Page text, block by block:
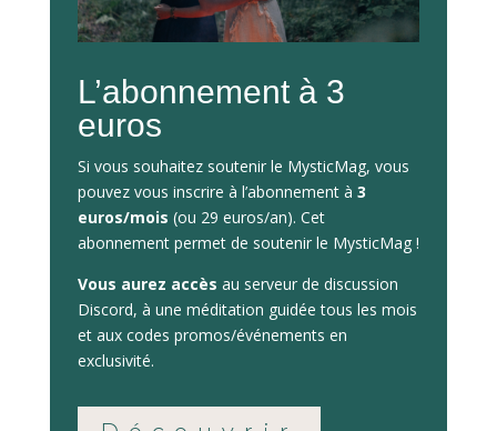
L’abonnement à 3
euros
Si vous souhaitez soutenir le MysticMag, vous
pouvez vous inscrire à l’abonnement à 3
euros/mois (ou 29 euros/an). Cet
abonnement permet de soutenir le MysticMag !
Vous aurez accès au serveur de discussion
Discord, à une méditation guidée tous les mois
et aux codes promos/événements en
exclusivité.